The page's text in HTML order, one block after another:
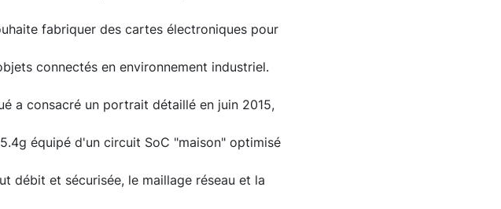
fabriquer des cartes électroniques pour
connectés en environnement industriel.
a consacré un portrait détaillé en juin 2015,
équipé d'un circuit SoC "maison" optimisé
débit et sécurisée, le maillage réseau et la